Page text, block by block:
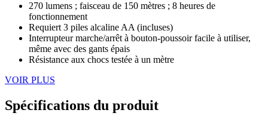
270 lumens ; faisceau de 150 mètres ; 8 heures de
fonctionnement
Requiert 3 piles alcaline AA (incluses)
Interrupteur marche/arrêt à bouton-poussoir facile à utiliser,
même avec des gants épais
Résistance aux chocs testée à un mètre
VOIR PLUS
Spécifications du produit